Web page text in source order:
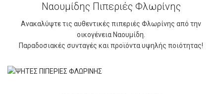
Ναουμίδης Πιπεριές Φλωρίνης
Ανακαλύψτε τις αυθεντικές πιπεριές Φλωρίνης από την
οικογένεια Ναουμίδη.
Παραδοσιακές συνταγές και προϊόντα υψηλής ποιότητας!